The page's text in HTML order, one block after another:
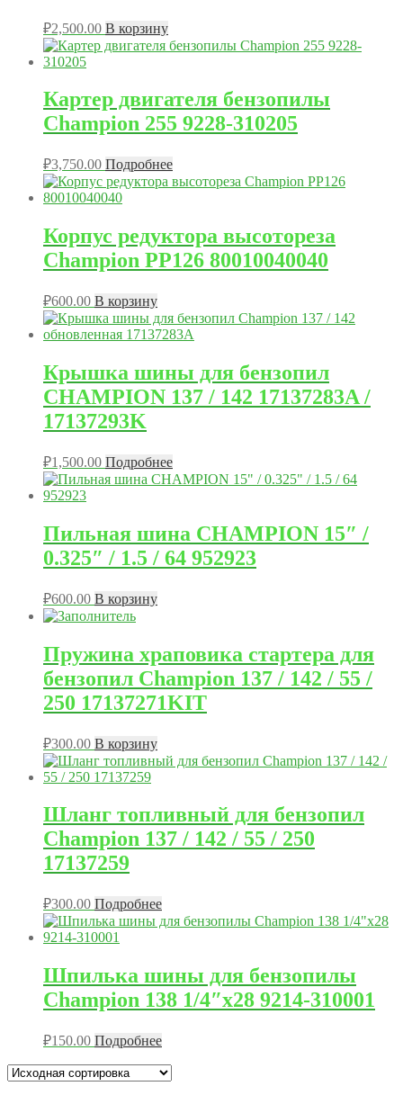
₽2,500.00 В корзину
Картер двигателя бензопилы
Champion 255 9228-310205
₽3,750.00 Подробнее
Корпус редуктора высотореза
Champion PP126 80010040040
₽600.00 В корзину
Крышка шины для бензопил
CHAMPION 137 / 142 17137283A /
17137293K
₽1,500.00 Подробнее
Пильная шина CHAMPION 15″ /
0.325″ / 1.5 / 64 952923
₽600.00 В корзину
Пружина храповика стартера для
бензопил Champion 137 / 142 / 55 /
250 17137271KIT
₽300.00 В корзину
Шланг топливный для бензопил
Champion 137 / 142 / 55 / 250
17137259
₽300.00 Подробнее
Шпилька шины для бензопилы
Champion 138 1/4″x28 9214-310001
₽150.00 Подробнее